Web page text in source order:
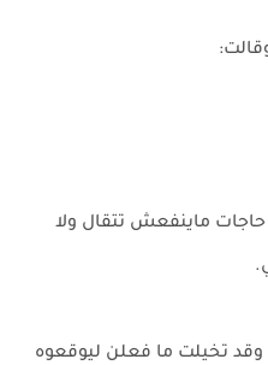
ماينفعش تتقال ولا
تخيلت ما فعلن ليوقعوه